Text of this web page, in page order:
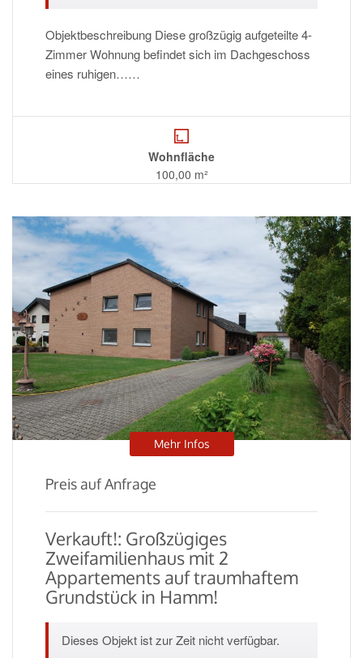
Objektbeschreibung Diese großzügig aufgeteilte 4-
Zimmer Wohnung befindet sich im Dachgeschoss
eines ruhigen……
Wohnfläche
100,00 m²
Mehr Infos
Preis auf Anfrage
Verkauft!: Großzügiges
Zweifamilienhaus mit 2
Appartements auf traumhaftem
Grundstück in Hamm!
Dieses Objekt ist zur Zeit nicht verfügbar.